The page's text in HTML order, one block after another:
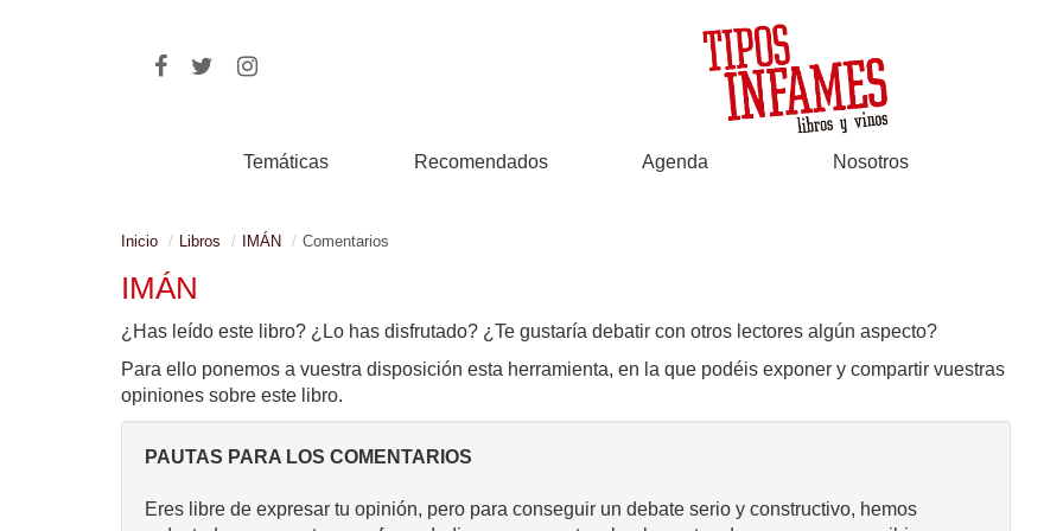
Temáticas Recomendados Agenda Nosotros
Inicio Libros IMÁN Comentarios
IMÁN
¿Has leído este libro? ¿Lo has disfrutado? ¿Te gustaría debatir con otros lectores algún aspecto?
Para ello ponemos a vuestra disposición esta herramienta, en la que podéis exponer y compartir vuestras
opiniones sobre este libro.
PAUTAS PARA LOS COMENTARIOS
Eres libre de expresar tu opinión, pero para conseguir un debate serio y constructivo, hemos